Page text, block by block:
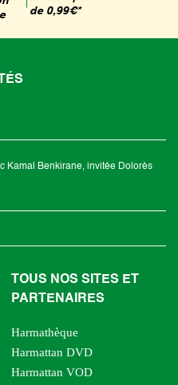
de 0,99€*
Kamal Benkirane, invitée Dolorès
TOUS NOS SITES ET
PARTENAIRES
Harmathèque
Harmattan DVD
Harmattan VOD